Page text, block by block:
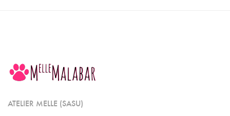
ATELIER MELLE (SASU)